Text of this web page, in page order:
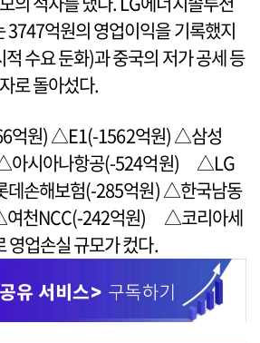
3747억원의 영업이익을 기록했지
수요 둔화)과 중국의 저가 공세 등
로 돌아섰다.
억원) △E1(-1562억원) △삼성
시아나항공(-524억원) △LG
손해보험(-285억원) △한국남동
천NCC(-242억원) △코리아세
영업손실 규모가 컸다.